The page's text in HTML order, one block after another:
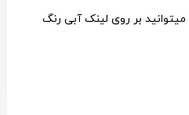
میتوانید بر روی لینک آبی رنگ